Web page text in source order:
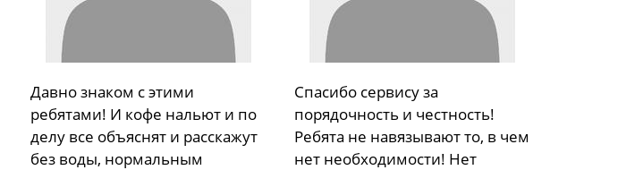
Давно знаком с этими
ребятами! И кофе нальют и по
делу все объяснят и расскажут
без воды, нормальным
Спасибо сервису за
порядочность и честность!
Ребята не навязывают то, в чем
нет необходимости! Нет